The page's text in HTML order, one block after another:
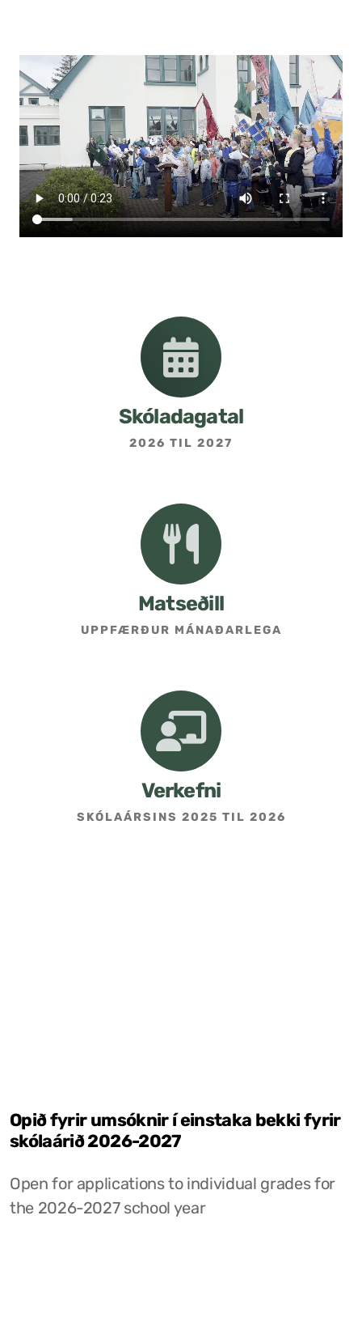
Skóladagatal
2026 TIL 2027
Matseðill
UPPFÆRÐUR MÁNAÐARLEGA
Verkefni
SKÓLAÁRSINS 2025 TIL 2026
Opið fyrir umsóknir í einstaka bekki fyrir
skólaárið 2026-2027
Open for applications to individual grades for
the 2026-2027 school year
Stundaskrár
Valgreinar
Umsókn um val utanskóla
Foreldrafélag
Samstarf heimilis og skóla
Áætlanir og stefnur